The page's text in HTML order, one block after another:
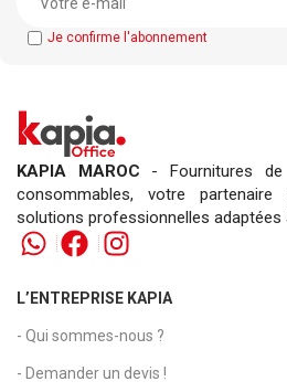
Je confirme l'abonnement
KAPIA MAROC - Fournitures
consommables, votre
solutions professionnelles adaptées
L’ENTREPRISE KAPIA
- Qui sommes-nous ?
- Demander un devis !